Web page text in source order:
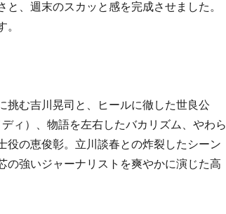
、週末のスカッと感を完成させました。
。
挑む吉川晃司と、ヒールに徹した世良公
ィ）、物語を左右したバカリズム、やわら
役の恵俊彰。立川談春との炸裂したシーン
の強いジャーナリストを爽やかに演じた高